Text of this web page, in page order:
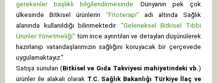
gerekenler başlıklı bilgilendirmesinde:
Dünyanın pek çok
ülkesinde Bitkisel ürünlerin “Fitoterapi” adı altında Sağlık
alanında kullanıldığı bilinmektedir. "Geleneksel Bitkisel Tıbbi
Ürünler Yönetmeliği" tüm ince ayrıntıları ve detayları düşünülerek
hazırlanıp vatandaşlarımızın sağlığını koruyacak bir çerçevede
uygulamaktayız."
Satışa sunulan (Bitkisel ve Gıda Takviyesi mahiyetindeki vb.)
ürünler ile alakalı olarak T.C. Sağlık Bakanlığı Türkiye İlaç ve